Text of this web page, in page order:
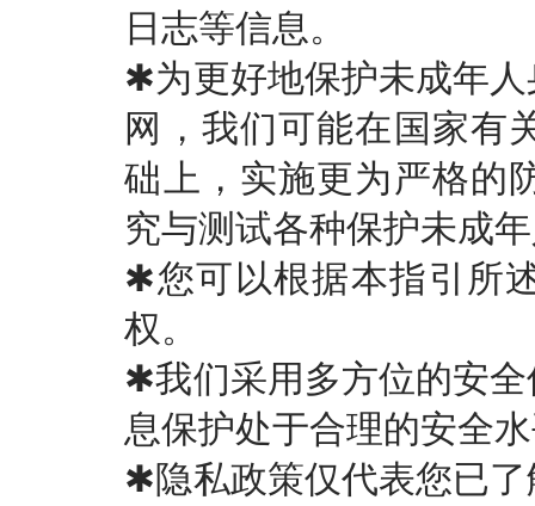
日志等信息。
✱为更好地保护未成年
网，我们可能在国家有
础上，实施更为严格的
究与测试各种保护未成
✱您可以根据本指引所
权。
✱我们采用多方位的安
息保护处于合理的安全
✱隐私政策仅代表您已